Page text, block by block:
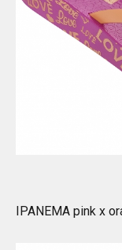
IPANEMA pink x